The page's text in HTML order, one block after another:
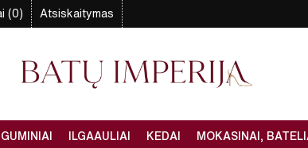
(0) Atsiskaitymas
GUMINIAI ILGAAULIAI KEDAI MOKASINAI,